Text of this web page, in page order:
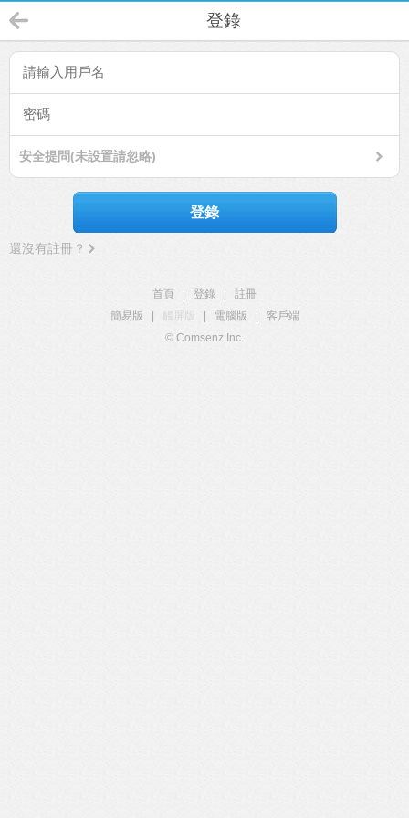
登錄
安全提問(未設置請忽略)
登錄
還沒有註冊？
首頁 登錄
註冊
簡易版
觸屏版 電腦版
客戶端
© Comsenz Inc.